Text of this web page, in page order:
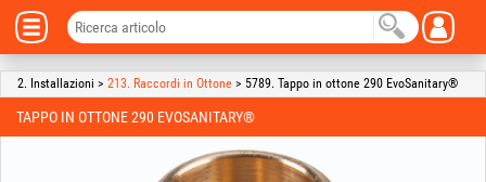
2. Installazioni > 213. Raccordi in Ottone > 5789. Tappo in ottone 290 EvoSanitary®
TAPPO IN OTTONE 290 EVOSANITARY®